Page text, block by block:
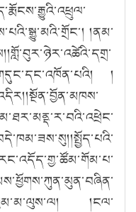
།ནམ་
།
།ངལ་